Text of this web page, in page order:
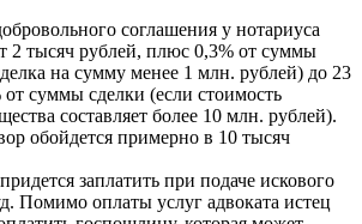
соглашения у нотариуса
2 тысяч рублей, плюс 0,3% от суммы
на сумму менее 1 млн. рублей) до 23
суммы сделки (если стоимость
составляет более 10 млн. рублей).
обойдется примерно в 10 тысяч
заплатить при подаче искового
Помимо оплаты услуг адвоката истец